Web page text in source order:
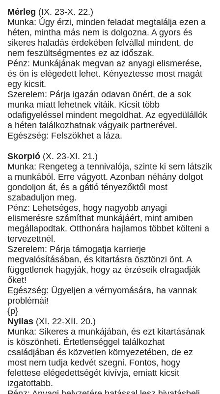
Mérleg (IX. 23-X. 22.)
Munka: Úgy érzi, minden feladat megtalálja ezen a
héten, mintha más nem is dolgozna. A gyors és
sikeres haladás érdekében felvállal mindent, de
nem feszültségmentes ez az időszak.
Pénz: Munkájának megvan az anyagi elismerése,
és ön is elégedett lehet. Kényeztesse most magát
egy kicsit.
Szerelem: Párja igazán odavan önért, de a sok
munka miatt lehetnek vitáik. Kicsit több
odafigyeléssel mindent megoldhat. Az egyedülállók
a héten találkozhatnak vágyaik partnerével.
Egészség: Felszökhet a láza.
Skorpió (X. 23-XI. 21.)
Munka: Rengeteg a tennivalója, szinte ki sem látszik
a munkából. Erre vágyott. Azonban néhány dolgot
gondoljon át, és a gátló tényezőktől most
szabaduljon meg.
Pénz: Lehetséges, hogy nagyobb anyagi
elismerésre számíthat munkájáért, mint amiben
megállapodtak. Otthonára hajlamos többet költeni a
tervezettnél.
Szerelem: Párja támogatja karrierje
megvalósításában, és kitartásra ösztönzi önt. A
függetlenek hagyják, hogy az érzéseik elragadják
őket!
Egészség: Ügyeljen a vérnyomására, ha vannak
problémái!
{p}
Nyilas (XI. 22-XII. 20.)
Munka: Sikeres a munkájában, és ezt kitartásának
is köszönheti. Értetlenséggel találkozhat
családjában és közvetlen környezetében, de ez
most nem tudja kedvét szegni. Fontos, hogy
felettese elégedettségét kivívja, emiatt kicsit
izgatottabb.